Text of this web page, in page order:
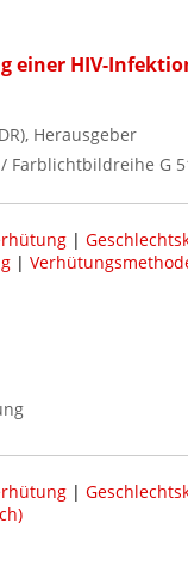
einer HIV-
Herausgeber
Farblichtbildreihe G
|
|
|